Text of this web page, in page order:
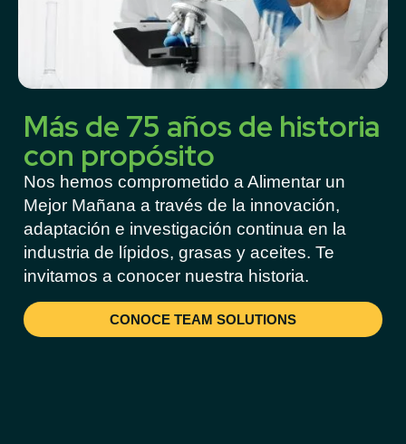
Más de 75 años de historia
con propósito
Nos hemos comprometido a Alimentar un
Mejor Mañana a través de la innovación,
adaptación e investigación continua en la
industria de lípidos, grasas y aceites. Te
invitamos a conocer nuestra historia.
CONOCE TEAM SOLUTIONS